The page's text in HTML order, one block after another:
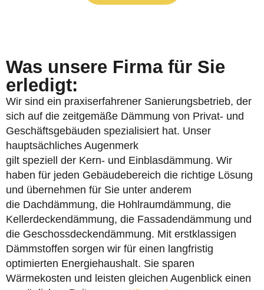
Was unsere Firma für Sie
erledigt:
Wir sind ein praxiserfahrener Sanierungsbetrieb, der
sich auf die zeitgemäße Dämmung von Privat- und
Geschäftsgebäuden spezialisiert hat. Unser
hauptsächliches Augenmerk
gilt speziell der Kern- und Einblasdämmung. Wir
haben für jeden Gebäudebereich die richtige Lösung
und übernehmen für Sie unter anderem
die Dachdämmung, die Hohlraumdämmung, die
Kellerdeckendämmung, die Fassadendämmung und
die Geschossdeckendämmung. Mit erstklassigen
Dämmstoffen sorgen wir für einen langfristig
optimierten Energiehaushalt. Sie sparen
Wärmekosten und leisten gleichen Augenblick einen